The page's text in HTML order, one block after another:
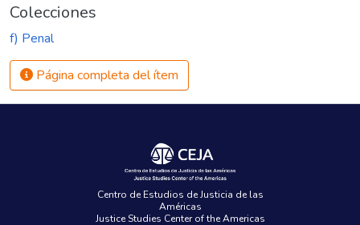
Colecciones
f) Penal
Página completa del ítem
Centro de Estudios de Justicia de las
Américas
Justice Studies Center of the Americas